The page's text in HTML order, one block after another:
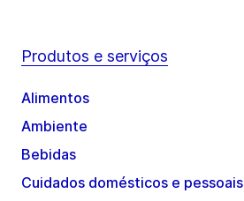
Produtos e serviços
Alimentos
Ambiente
Bebidas
Cuidados domésticos e pessoais